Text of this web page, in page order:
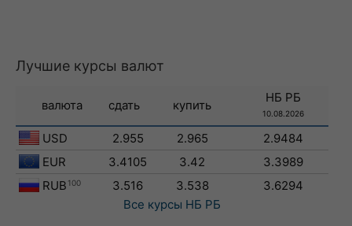
Лучшие курсы валют
валюта сдать купить
НБ РБ
10.08.2026
USD 2.955 2.965
2.9484
EUR
3.4105 3.42
3.3989
RUB 100 3.516 3.538
3.6294
Все курсы НБ РБ